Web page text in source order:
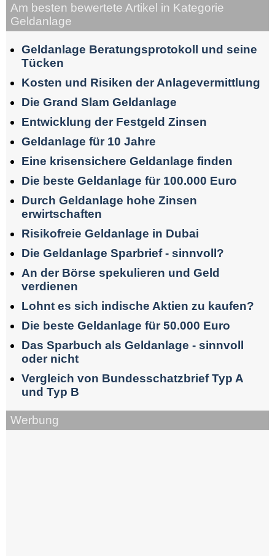
Am besten bewertete Artikel in Kategorie
Geldanlage
Geldanlage Beratungsprotokoll und seine
Tücken
Kosten und Risiken der Anlagevermittlung
Die Grand Slam Geldanlage
Entwicklung der Festgeld Zinsen
Geldanlage für 10 Jahre
Eine krisensichere Geldanlage finden
Die beste Geldanlage für 100.000 Euro
Durch Geldanlage hohe Zinsen
erwirtschaften
Risikofreie Geldanlage in Dubai
Die Geldanlage Sparbrief - sinnvoll?
An der Börse spekulieren und Geld
verdienen
Lohnt es sich indische Aktien zu kaufen?
Die beste Geldanlage für 50.000 Euro
Das Sparbuch als Geldanlage - sinnvoll
oder nicht
Vergleich von Bundesschatzbrief Typ A
und Typ B
Werbung